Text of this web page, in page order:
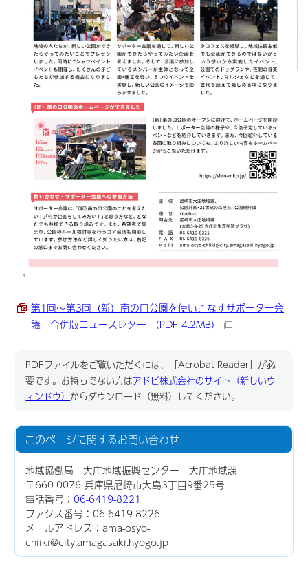
第1回～第3回（新）南の口公園を使いこなすサポーター会
議 合併版ニュースレター （PDF 4.2MB）
PDFファイルをご覧いただくには、「Acrobat Reader」が必
要です。お持ちでない方はアドビ株式会社のサイト（新しいウ
ィンドウ） からダウンロード（無料）してください。
このページに関するお問い合わせ
地域協働局 大庄地域振興センター 大庄地域課
〒660-0076 兵庫県尼崎市大島3丁目9番25号
電話番号：06-6419-8221
ファクス番号：06-6419-8226
メールアドレス：ama-osyo-
chiiki@city.amagasaki.hyogo.jp